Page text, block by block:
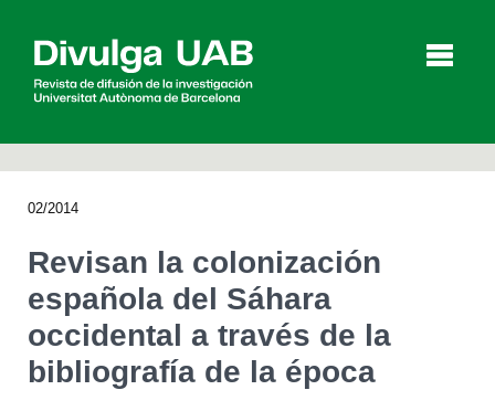
Agenda
02/2014
Revisan la colonización
española del Sáhara
occidental a través de la
bibliografía de la época